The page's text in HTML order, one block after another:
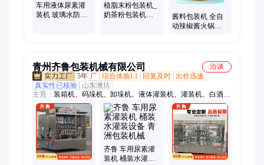
车用液体尿素灌
装机 玻璃水防冻
植脂末粉包装机_
奶茶粉包装机械-
酱料包装机 全自
动辣椒酱火锅底
青州齐鲁包装机械有限公司
洽谈
5年 厂 综合体验L1 回复及时 出价迅速
真实性已核验
山东潍坊
主营： 装箱机、码垛机、卸垛机、液体灌装机、灌装机、白酒灌
装机、葡萄酒灌装机、酒水灌装机、酱料灌装机、食用油灌装
机、调味品灌装机、酱油醋灌装机、口服液灌装机、果汁灌装
机、饮料灌装机、含气饮品灌装机、啤酒灌装机、矿泉水灌装
机、白酒封口机、洗瓶机
齐鲁 车用尿素灌
装机 桶装水灌装